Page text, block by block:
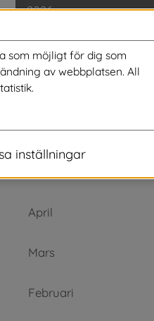
2026
Augusti
Juli
Juni
April
Mars
Februari
som möjligt för dig som
av webbplatsen. All
inställningar